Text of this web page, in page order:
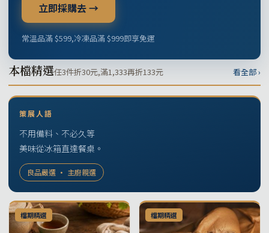
立即採購去 →
常溫品滿 $599,冷凍品滿 $999即享免運
本檔精選任3件折30元,滿1,333再折133元 看全部 ›
策展人語
不用備料、不必久等
美味從冰箱直達餐桌。
良品嚴選 · 主廚親選
檔期精選 檔期精選